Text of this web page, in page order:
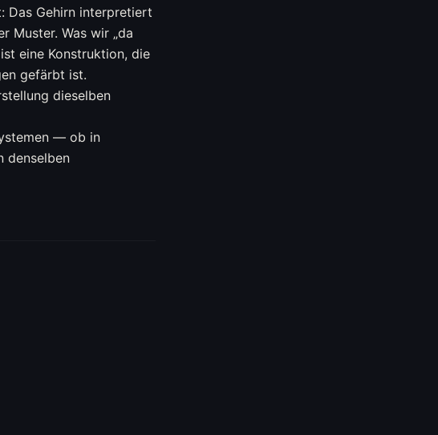
Das Gehirn interpretiert
Muster. Was wir „da
eine Konstruktion, die
gefärbt ist.
dieselben
— ob in
denselben